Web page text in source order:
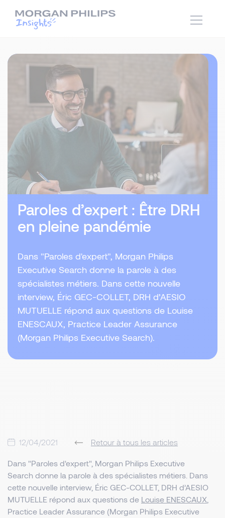
Paroles d’expert : Être DRH
en pleine pandémie
Dans "Paroles d'expert", Morgan Philips
Executive Search donne la parole à des
spécialistes métiers. Dans cette nouvelle
interview, Éric GEC-COLLET, DRH d’AESIO
MUTUELLE répond aux questions de Louise
ENESCAUX, Practice Leader Assurance
(Morgan Philips Executive Search).
12/04/2021 Retour à tous les articles
Dans "Paroles d'expert", Morgan Philips Executive
Search donne la parole à des spécialistes métiers. Dans
cette nouvelle interview, Éric GEC-COLLET, DRH d’AESIO
MUTUELLE répond aux questions de Louise ENESCAUX
Practice Leader Assurance (Morgan Philips Executive